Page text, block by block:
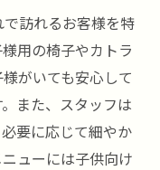
訪れるお客様を特
用の椅子やカトラ
がいても安心して
また、スタッフは
要に応じて細やか
ューには子供向け